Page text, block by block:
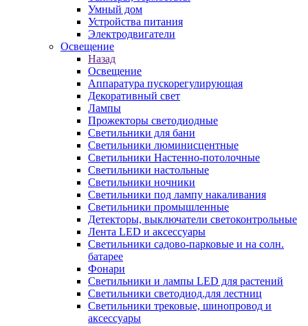
Умный дом
Устройства питания
Электродвигатели
Освещение
Назад
Освещение
Аппаратура пускорегулирующая
Декоративный свет
Лампы
Прожекторы светодиодные
Светильники для бани
Светильники люминисцентные
Светильники Настенно-потолочные
Светильники настольные
Светильники ночники
Светильники под лампу накаливания
Светильники промышленные
Детекторы, выключатели светоконтрольные
Лента LED и аксессуары
Светильники садово-парковые и на солн.
батарее
Фонари
Светильники и лампы LED для растений
Светильники светодиод.для лестниц
Светильники трековые, шинопровод и
аксессуары